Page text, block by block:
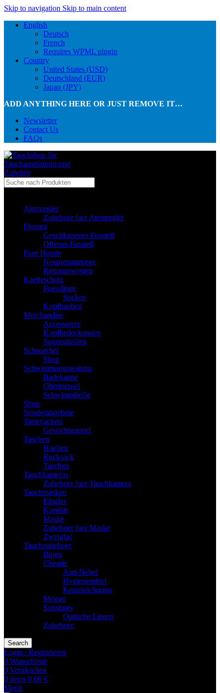
Skip to navigation Skip to main content
English
Deutsch
French
Requires WPML plugin
Country
United States (USD)
Deutschland (EUR)
Japan (JPY)
ADD ANYTHING HERE OR JUST REMOVE IT…
Newsletter
Contact Us
FAQs
Atemregler
Zubehoer fuer Atemregler
Flossen
Geschlossenes Fussteil
Offenes Fussteil
Fuer Hunde
Neoprenanzuege
Rettungswesten
Kaelteschutz
Fuesslinge
Socken
Kopfhauben
Merchandise
Accessoires
Kopfbedeckungen
Sonnenbrillen
Schnorchel
Shop
Schwimmausruestung
Badekappe
Ohrstoepsel
Schwimmbrille
Shop
Sonderangebote
Tarierjackets
Gewichtguertel
Taschen
Huellen
Rucksack
Taschen
Tauchkameras
Zubehoer fuer Tauchkamera
Tauchmasken
Einglas
Kombis
Maske
Zubehoer fuer Maske
Zweiglas
Tauchzubehoer
Bojen
Chemie
Anti-Nebel
Hygienemittel
Kennzeichnung
Messer
Sonstiges
Optische Linsen
Zubehoer
Search
Login / Registrieren
0 Wunschliste
0 Vergleichen
0 items 0,00 €
Menü